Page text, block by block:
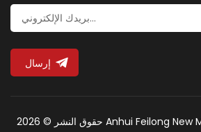
إرسال
حقوق النشر © 2026 Anhui Feilong New Material Co., Ltd جميع